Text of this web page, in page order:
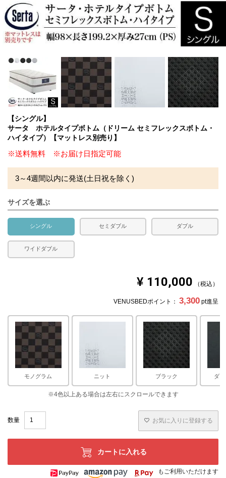
【シングル】
サータ ホテルタイプボトム（ドリーム セミフレックスボトム・
ハイタイプ）【マットレス別売り】
※送料無料 ※お届け日指定可能
3～4週間以内に発送(土日祝を除く)
サイズを選ぶ
シングル セミダブル ダブル
ワイドダブル
¥ 110,000 税込
VENUSBEDポイント： 3,300 pt進呈
モノグラム ニット ブラック ダ
お気に入りに登録する
カートに入れる
もご利用いただけます